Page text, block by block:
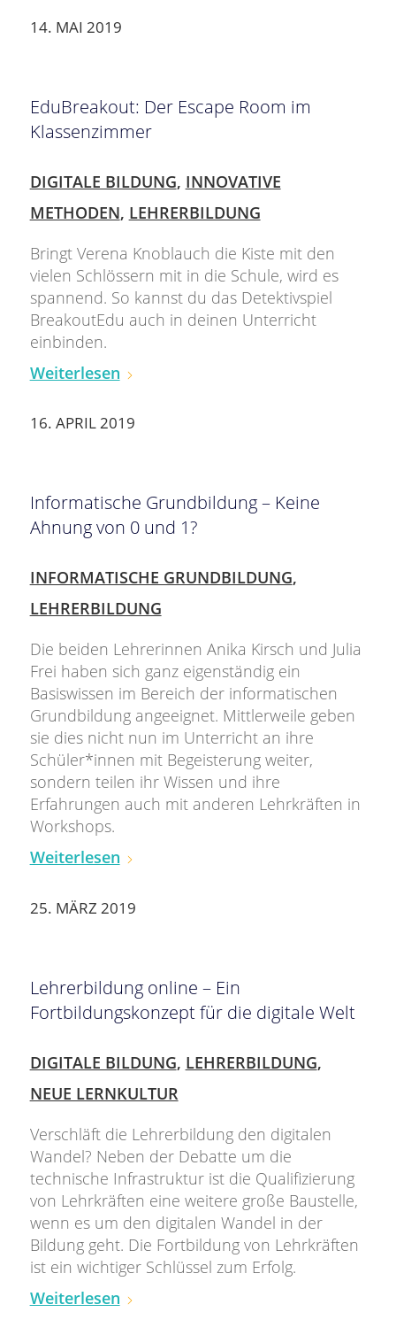
14. MAI 2019
EduBreakout: Der Escape Room im
Klassenzimmer
DIGITALE BILDUNG, INNOVATIVE
METHODEN, LEHRERBILDUNG
Bringt Verena Knoblauch die Kiste mit den
vielen Schlössern mit in die Schule, wird es
spannend. So kannst du das Detektivspiel
BreakoutEdu auch in deinen Unterricht
einbinden.
Weiterlesen
16. APRIL 2019
Informatische Grundbildung – Keine
Ahnung von 0 und 1?
INFORMATISCHE GRUNDBILDUNG,
LEHRERBILDUNG
Die beiden Lehrerinnen Anika Kirsch und Julia
Frei haben sich ganz eigenständig ein
Basiswissen im Bereich der informatischen
Grundbildung angeeignet. Mittlerweile geben
sie dies nicht nun im Unterricht an ihre
Schüler*innen mit Begeisterung weiter,
sondern teilen ihr Wissen und ihre
Erfahrungen auch mit anderen Lehrkräften in
Workshops.
Weiterlesen
25. MÄRZ 2019
Lehrerbildung online – Ein
Fortbildungskonzept für die digitale Welt
DIGITALE BILDUNG, LEHRERBILDUNG,
NEUE LERNKULTUR
Verschläft die Lehrerbildung den digitalen
Wandel? Neben der Debatte um die
technische Infrastruktur ist die Qualifizierung
von Lehrkräften eine weitere große Baustelle,
wenn es um den digitalen Wandel in der
Bildung geht. Die Fortbildung von Lehrkräften
ist ein wichtiger Schlüssel zum Erfolg.
Weiterlesen